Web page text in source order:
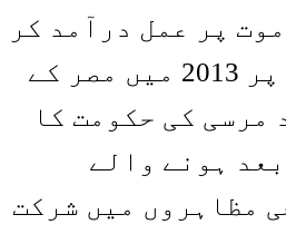
پر عمل درآمد کر
دیا گیا ہے۔ ان پر 2013 میں مصر کے
مرسی کی حکومت کا
ہونے والے
مظاہروں میں شرکت